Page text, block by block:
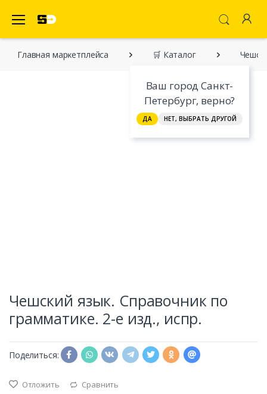
Ваш город Санкт-
Петербург, верно?
ДА НЕТ, ВЫБРАТЬ ДРУГОЙ
Главная марĸетплейса 🛒 Каталог
Чешский язык. Справочник по
грамматике. 2-е изд., испр.
Поделиться:
Отложить Сравнить